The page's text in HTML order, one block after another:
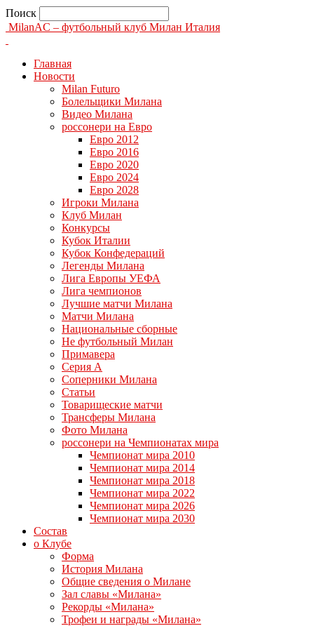
Поиск
MilanAC – футбольный клуб Милан Италия
Главная
Новости
Milan Futuro
Болельщики Милана
Видео Милана
россонери на Евро
Евро 2012
Евро 2016
Евро 2020
Евро 2024
Евро 2028
Игроки Милана
Клуб Милан
Конкурсы
Кубок Италии
Кубок Конфедераций
Легенды Милана
Лига Европы УЕФА
Лига чемпионов
Лучшие матчи Милана
Матчи Милана
Национальные сборные
Не футбольный Милан
Примавера
Серия А
Соперники Милана
Статьи
Товарищеские матчи
Трансферы Милана
Фото Милана
россонери на Чемпионатах мира
Чемпионат мира 2010
Чемпионат мира 2014
Чемпионат мира 2018
Чемпионат мира 2022
Чемпионат мира 2026
Чемпионат мира 2030
Состав
о Клубе
Форма
История Милана
Общие сведения о Милане
Зал славы «Милана»
Рекорды «Милана»
Трофеи и награды «Милана»